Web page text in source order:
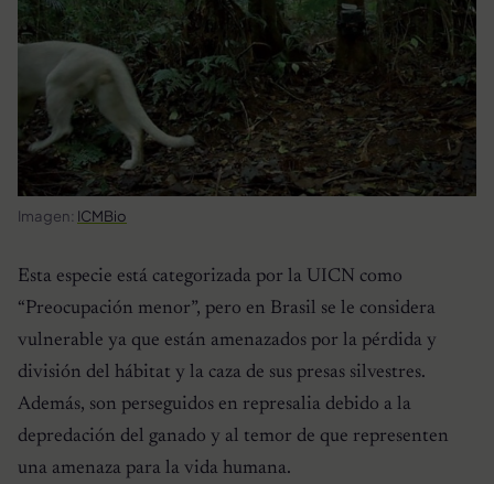
Imagen: ICMBio
Esta especie está categorizada por la UICN como
“Preocupación menor”, pero en Brasil se le considera
vulnerable ya que están amenazados por la pérdida y
división del hábitat y la caza de sus presas silvestres.
Además, son perseguidos en represalia debido a la
depredación del ganado y al temor de que representen
una amenaza para la vida humana.